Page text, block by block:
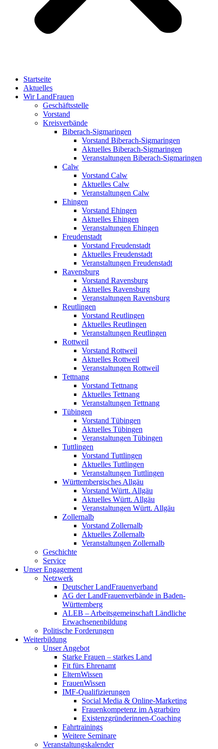
Startseite
Aktuelles
Wir LandFrauen
Geschäftsstelle
Vorstand
Kreisverbände
Biberach-Sigmaringen
Vorstand Biberach-Sigmaringen
Aktuelles Biberach-Sigmaringen
Veranstaltungen Biberach-Sigmaringen
Calw
Vorstand Calw
Aktuelles Calw
Veranstaltungen Calw
Ehingen
Vorstand Ehingen
Aktuelles Ehingen
Veranstaltungen Ehingen
Freudenstadt
Vorstand Freudenstadt
Aktuelles Freudenstadt
Veranstaltungen Freudenstadt
Ravensburg
Vorstand Ravensburg
Aktuelles Ravensburg
Veranstaltungen Ravensburg
Reutlingen
Vorstand Reutlingen
Aktuelles Reutlingen
Veranstaltungen Reutlingen
Rottweil
Vorstand Rottweil
Aktuelles Rottweil
Veranstaltungen Rottweil
Tettnang
Vorstand Tettnang
Aktuelles Tettnang
Veranstaltungen Tettnang
Tübingen
Vorstand Tübingen
Aktuelles Tübingen
Veranstaltungen Tübingen
Tuttlingen
Vorstand Tuttlingen
Aktuelles Tuttlingen
Veranstaltungen Tuttlingen
Württembergisches Allgäu
Vorstand Württ. Allgäu
Aktuelles Württ. Allgäu
Veranstaltungen Württ. Allgäu
Zollernalb
Vorstand Zollernalb
Aktuelles Zollernalb
Veranstaltungen Zollernalb
Geschichte
Service
Unser Engagement
Netzwerk
Deutscher LandFrauenverband
AG der LandFrauenverbände in Baden-
Württemberg
ALEB – Arbeitsgemeinschaft Ländliche
Erwachsenenbildung
Politische Forderungen
Weiterbildung
Unser Angebot
Starke Frauen – starkes Land
Fit fürs Ehrenamt
ElternWissen
FrauenWissen
IMF-Qualifizierungen
Social Media & Online-Marketing
Frauenkompetenz im Agrarbüro
Existenzgründerinnen-Coaching
Fahrtrainings
Weitere Seminare
Veranstaltungskalender